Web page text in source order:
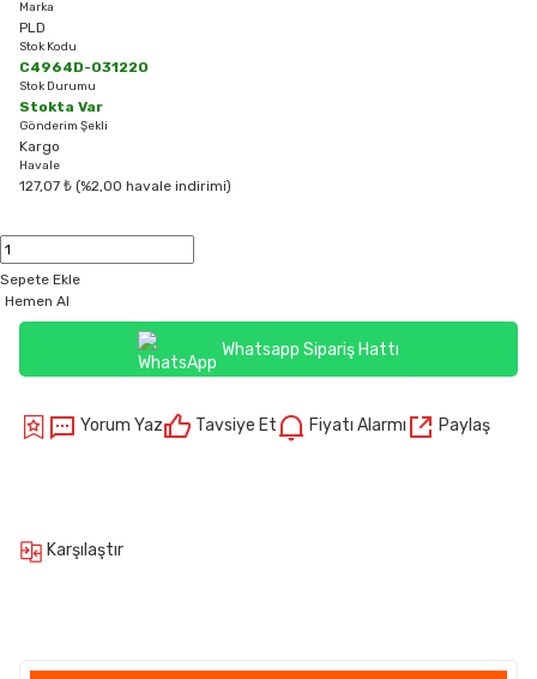
Marka
PLD
Stok Kodu
C4964D-031220
Stok Durumu
Stokta Var
Gönderim Şekli
Kargo
Havale
127,07 ₺ (%2,00 havale indirimi)
Sepete Ekle
Hemen Al
Whatsapp Sipariş Hattı
Yorum Yaz Tavsiye Et Fiyatı Alarmı Paylaş
Karşılaştır